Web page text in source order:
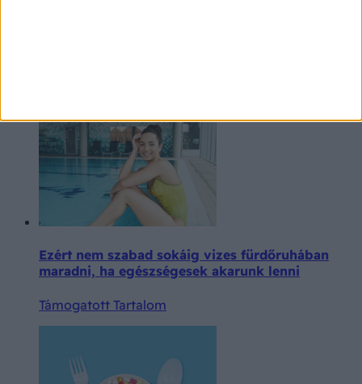
Ezért nem szabad sokáig vizes fürdőruhában
maradni, ha egészségesek akarunk lenni
Támogatott Tartalom